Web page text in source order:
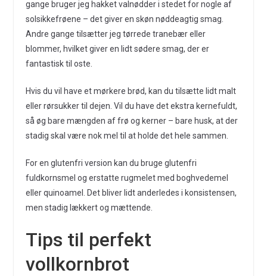
gange bruger jeg hakket valnødder i stedet for nogle af
solsikkefrøene – det giver en skøn nøddeagtig smag.
Andre gange tilsætter jeg tørrede tranebær eller
blommer, hvilket giver en lidt sødere smag, der er
fantastisk til oste.
Hvis du vil have et mørkere brød, kan du tilsætte lidt malt
eller rørsukker til dejen. Vil du have det ekstra kernefuldt,
så øg bare mængden af frø og kerner – bare husk, at der
stadig skal være nok mel til at holde det hele sammen.
For en glutenfri version kan du bruge glutenfri
fuldkornsmel og erstatte rugmelet med boghvedemel
eller quinoamel. Det bliver lidt anderledes i konsistensen,
men stadig lækkert og mættende.
Tips til perfekt
vollkornbrot